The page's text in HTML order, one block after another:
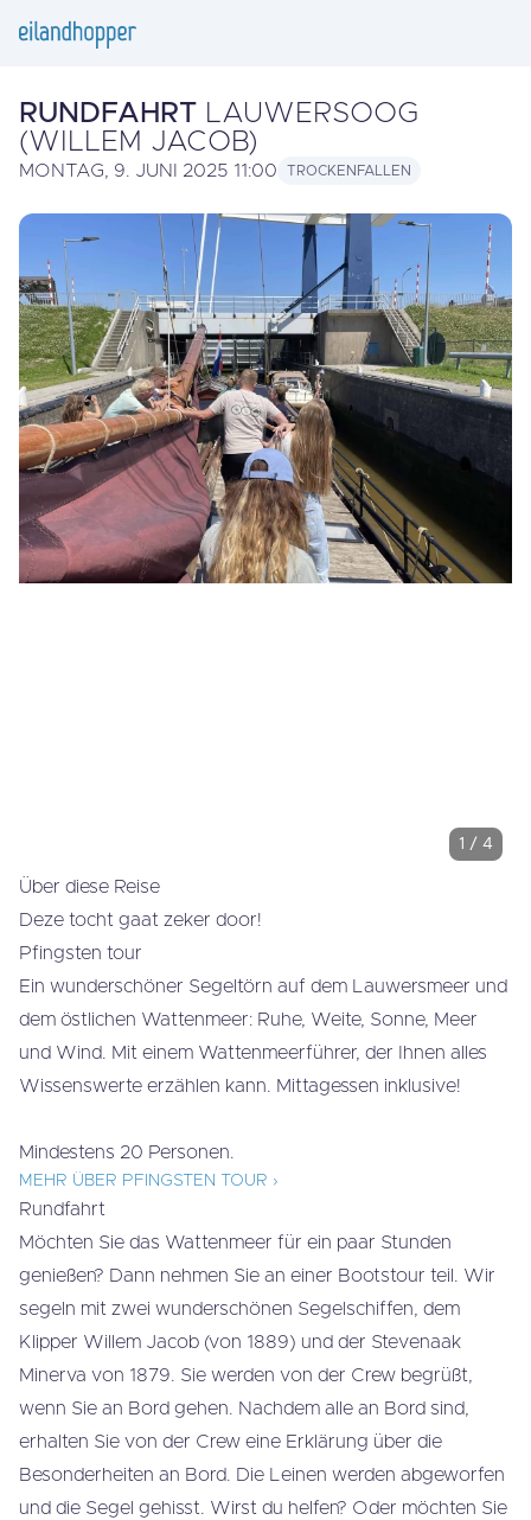
RUNDFAHRT LAUWERSOOG
(WILLEM JACOB)
MONTAG, 9. JUNI 2025 11:00 TROCKENFALLEN
1 / 4
Über diese Reise
Deze tocht gaat zeker door!
Pfingsten tour
Ein wunderschöner Segeltörn auf dem Lauwersmeer und
dem östlichen Wattenmeer: ​​Ruhe, Weite, Sonne, Meer
und Wind. Mit einem Wattenmeerführer, der Ihnen alles
Wissenswerte erzählen kann. Mittagessen inklusive!
Mindestens 20 Personen.
MEHR ÜBER PFINGSTEN TOUR ›
Rundfahrt
Möchten Sie das Wattenmeer für ein paar Stunden
genießen? Dann nehmen Sie an einer Bootstour teil. Wir
segeln mit zwei wunderschönen Segelschiffen, dem
Klipper Willem Jacob (von 1889) und der Stevenaak
Minerva von 1879. Sie werden von der Crew begrüßt,
wenn Sie an Bord gehen. Nachdem alle an Bord sind,
erhalten Sie von der Crew eine Erklärung über die
Besonderheiten an Bord. Die Leinen werden abgeworfen
und die Segel gehisst. Wirst du helfen? Oder möchten Sie